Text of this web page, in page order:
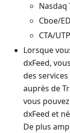
Cboe/
CTA/
Lorsque
dxFeed,
des
auprès de
vous
dxFeed et
De plus